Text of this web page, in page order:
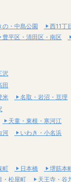
の・中島公園 西11丁
豊平区・清田区・南区
沢
田
米 名取・岩沼・亘理
天童・東根・寒河江
河 いわき・小名浜
町 日本橋 堺筋本
・松屋町 天王寺・谷